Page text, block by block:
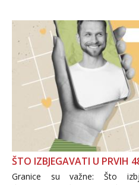
ŠTO IZBJEGAVATI U PRVIH
Granice su važne: Što